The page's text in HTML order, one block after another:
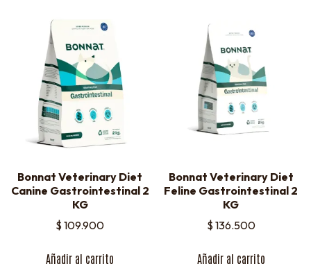
Bonnat Veterinary Diet
Canine Gastrointestinal 2
KG
$ 109.900
Añadir al carrito
Bonnat Veterinary Diet
Feline Gastrointestinal 2
KG
$ 136.500
Añadir al carrito